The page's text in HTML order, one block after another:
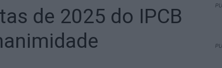
de 2025 do IPCB